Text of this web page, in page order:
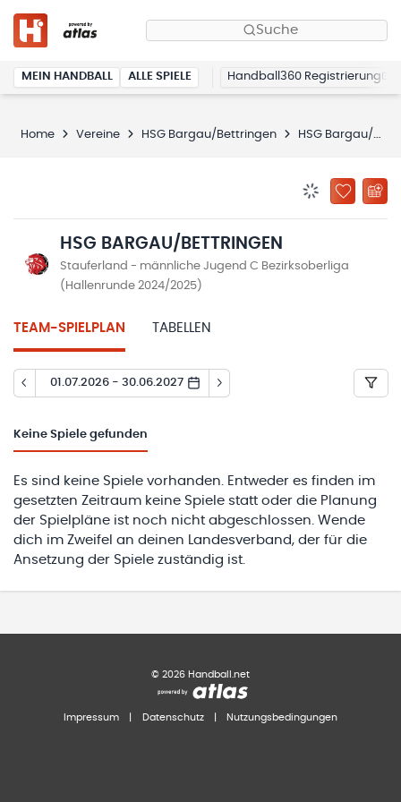
Suche
MEIN HANDBALL ALLE SPIELE Handball360 Registrierung
Home Vereine HSG Bargau/Bettringen HSG Bargau/Bettringen
ZU
HSG BARGAU/BETTRINGEN
Stauferland - männliche Jugend C Bezirksoberliga
(Hallenrunde 2024/2025)
TEAM-SPIELPLAN TABELLEN
01.07.2026 - 30.06.2027
Keine Spiele gefunden
Es sind keine Spiele vorhanden. Entweder es finden im
gesetzten Zeitraum keine Spiele statt oder die Planung
der Spielpläne ist noch nicht abgeschlossen. Wende
dich im Zweifel an deinen Landesverband, der für die
Ansetzung der Spiele zuständig ist.
© 2026 Handball.net
Impressum Datenschutz Nutzungsbedingungen